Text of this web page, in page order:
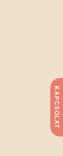
KAPCSOLAT